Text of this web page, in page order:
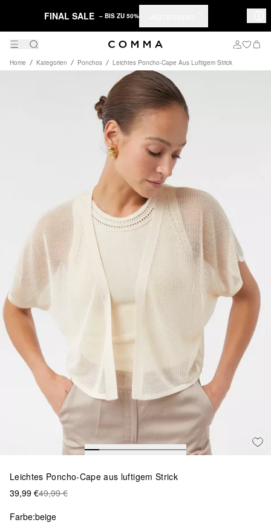
FINAL SALE – BIS ZU 50%
Home Kategorien Ponchos Leichtes Poncho-Cape Aus Luftigem Strick
Leichtes Poncho-Cape aus luftigem Strick
39,99 €49,99 €
Farbe:beige